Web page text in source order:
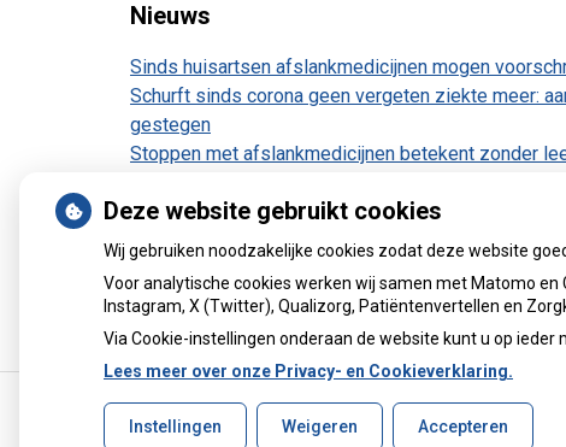
Nieuws
Sinds huisartsen afslankmedicijnen mogen
Schurft sinds corona geen vergeten ziekte meer:
gestegen
Stoppen met afslankmedicijnen betekent zonder
Kookadvies drinkwater in provincie Utrecht
Terugroepactie babyvoeding Nestlé: bacterie kan
Uw Zorg Online|Beheer
Deze website gebruikt cookies
Wij gebruiken noodzakelijke cookies zodat deze website
Voor analytische cookies werken wij samen met Matomo en
Instagram, X (Twitter), Qualizorg, Patiëntenvertellen en
Via Cookie-instellingen onderaan de website kunt u op
Lees meer over onze Privacy- en Cookieverklaring.
Instellingen Weigeren Accepteren